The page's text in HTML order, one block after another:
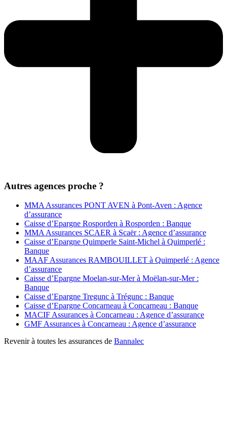
Autres agences proche ?
MMA Assurances PONT AVEN à Pont-Aven : Agence
d’assurance
Caisse d’Epargne Rosporden à Rosporden : Banque
MMA Assurances SCAER à Scaër : Agence d’assurance
Caisse d’Epargne Quimperle Saint-Michel à Quimperlé :
Banque
MAAF Assurances RAMBOUILLET à Quimperlé : Agence
d’assurance
Caisse d’Epargne Moelan-sur-Mer à Moëlan-sur-Mer :
Banque
Caisse d’Epargne Tregunc à Trégunc : Banque
Caisse d’Epargne Concarneau à Concarneau : Banque
MACIF Assurances à Concarneau : Agence d’assurance
GMF Assurances à Concarneau : Agence d’assurance
Revenir à toutes les assurances de Bannalec